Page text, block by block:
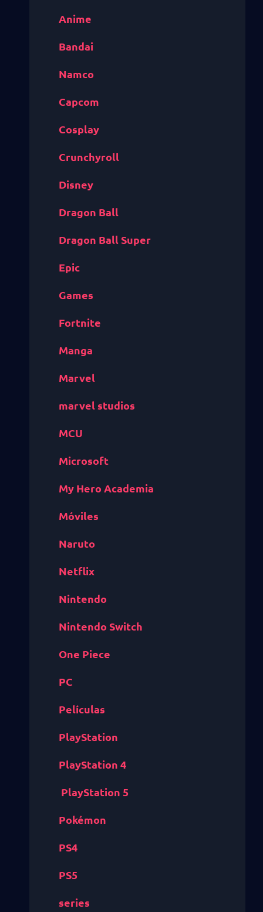
Anime
Bandai
Namco
Capcom
Cosplay
Crunchyroll
Disney
Dragon Ball
Dragon Ball Super
Epic
Games
Fortnite
Manga
Marvel
marvel studios
MCU
Microsoft
My Hero Academia
Móviles
Naruto
Netflix
Nintendo
Nintendo Switch
One Piece
PC
Películas
PlayStation
PlayStation 4
PlayStation 5
Pokémon
PS4
PS5
series